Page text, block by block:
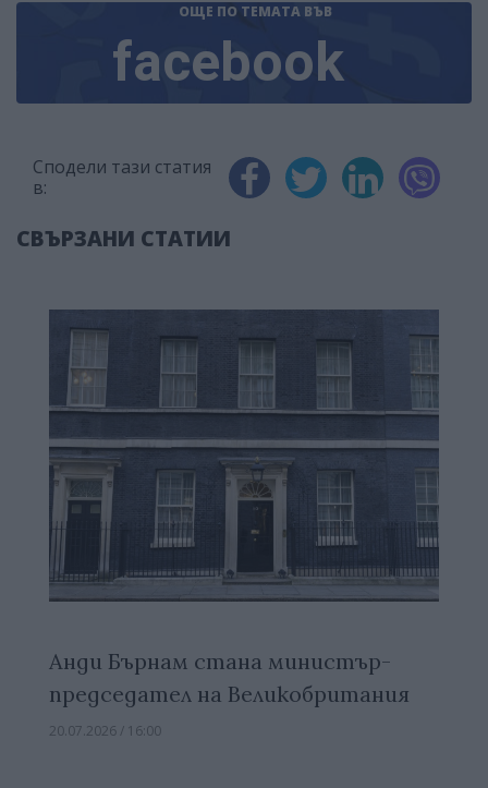
ОЩЕ ПО ТЕМАТА ВЪВ
facebook
Сподели тази статия
в:
СВЪРЗАНИ СТАТИИ
Анди Бърнам стана министър-
председател на Великобритания
20.07.2026 / 16:00